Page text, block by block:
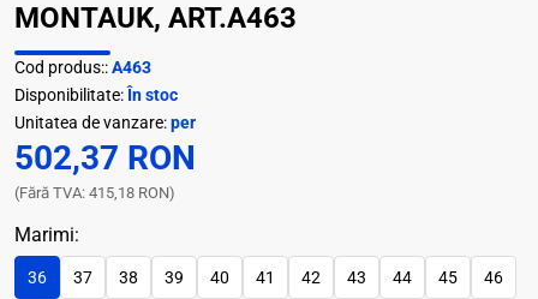
MONTAUK, ART.A463
Cod produs::A463
Disponibilitate: În stoc
Unitatea de vanzare:per
502,37 RON
(Fără TVA: 415,18 RON)
Marimi:
36 37 38 39 40 41 42 43 44 45 46